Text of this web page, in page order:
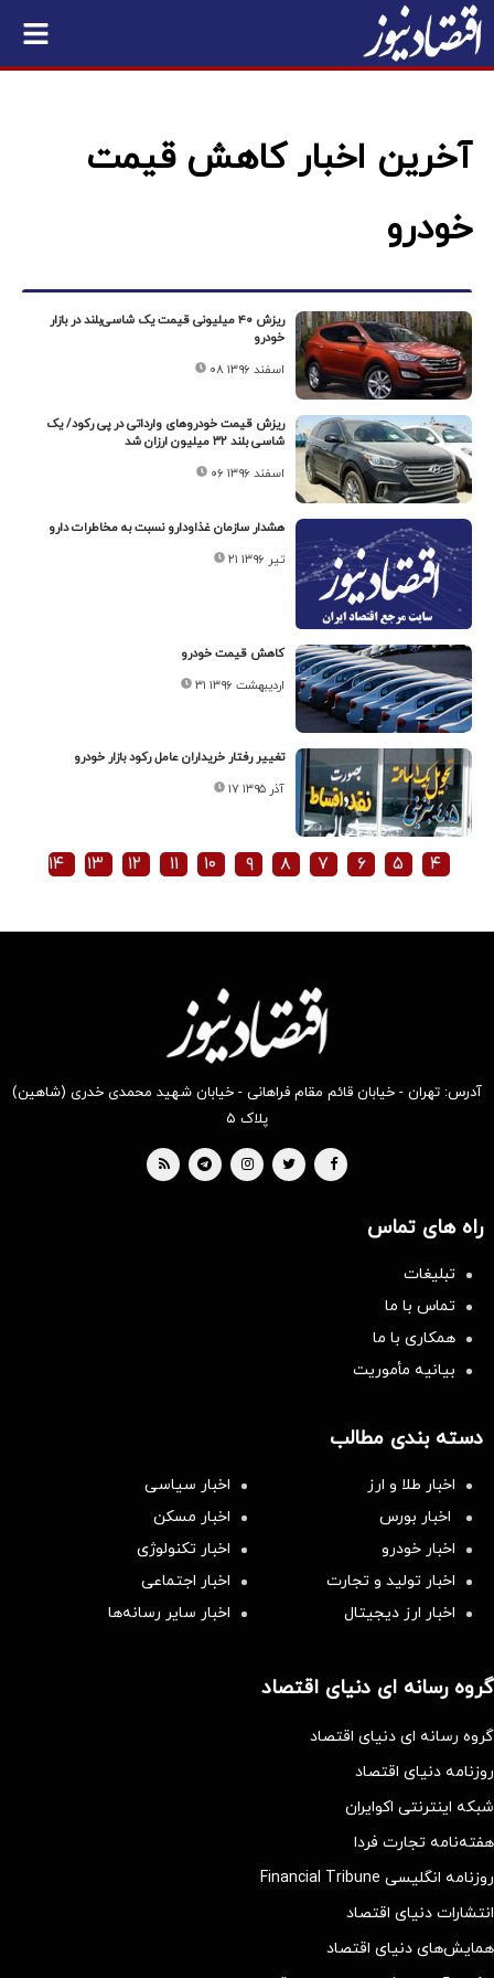
آخرین اخبار کاهش قیمت
خودرو
ریزش ۴۰ میلیونی قیمت یک شاسی‌بلند در بازار
خودرو
۰۸ اسفند ۱۳۹۶
ریزش قیمت خودروهای وارداتی در پی رکود/ یک
شاسی بلند ۳۲ میلیون ارزان شد
۰۶ اسفند ۱۳۹۶
هشدار سازمان غذاودارو نسبت به مخاطرات دارو
۲۱ تیر ۱۳۹۶
کاهش قیمت خودرو
۳۱ اردیبهشت ۱۳۹۶
تغییر رفتار خریداران عامل رکود بازار خودرو
۱۷ آذر ۱۳۹۵
۴ ۵ ۶ ۷ ۸ ۹ ۱۰ ۱۱ ۱۲ ۱۳ ۱۴
آدرس: تهران - خیابان قائم مقام فراهانی - خیابان شهید محمدی خدری (شاهین)
پلاک ۵
راه های تماس
تبلیغات
تماس با ما
همکاری با ما
بیانیه مأموریت
دسته بندی مطالب
اخبار طلا و ارز
اخبار سیاسی
اخبار بورس
اخبار مسکن
اخبار خودرو
اخبار تکنولوژی
اخبار تولید و تجارت
اخبار اجتماعی
اخبار ارز دیجیتال
اخبار سایر رسانه‌‌ها
گروه رسانه ای دنیای اقتصاد
گروه رسانه ای دنیای اقتصاد
روزنامه دنیای اقتصاد
شبکه اینترنتی اکوایران
هفته‌نامه تجارت فردا
روزنامه انگلیسی Financial Tribune
انتشارات دنیای اقتصاد
همایش‌های دنیای اقتصاد